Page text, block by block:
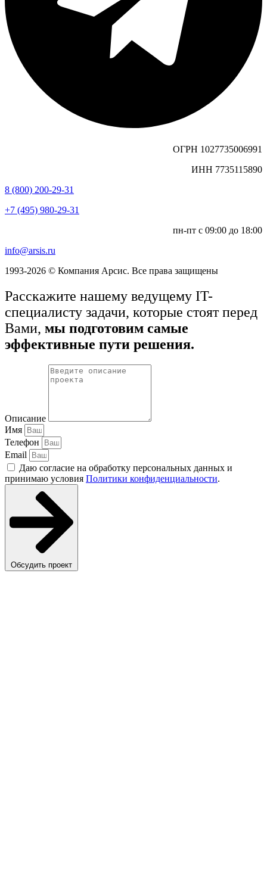
ОГРН 1027735006991
ИНН 7735115890
8 (800) 200-29-31
+7 (495) 980-29-31
пн-пт с 09:00 до 18:00
info@arsis.ru
1993-2026 © Компания Арсис. Все права защищены
Расскажите нашему ведущему IT-
специалисту задачи, которые стоят перед
Вами, мы подготовим самые
эффективные пути решения.
Описание
Имя
Телефон
Email
Даю согласие на обработку персональных данных и
принимаю условия Политики конфиденциальности.
Обсудить проект